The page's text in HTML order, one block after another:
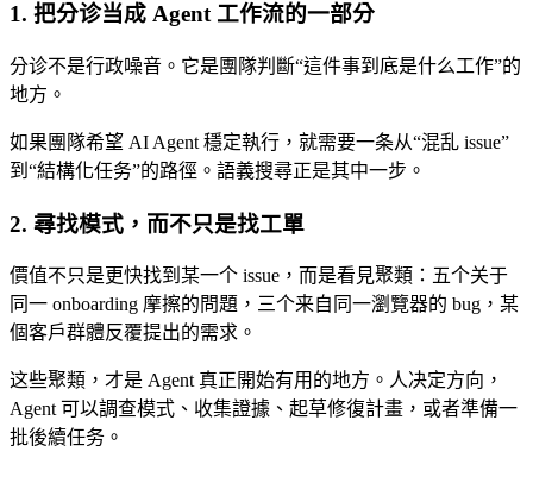
1. 把分诊当成 Agent 工作流的一部分
分诊不是行政噪音。它是團隊判斷“這件事到底是什么工作”的
地方。
如果團隊希望 AI Agent 穩定執行，就需要一条从“混乱 issue”
到“結構化任务”的路徑。語義搜尋正是其中一步。
2. 尋找模式，而不只是找工單
價值不只是更快找到某一个 issue，而是看見聚類：五个关于
同一 onboarding 摩擦的問題，三个来自同一瀏覽器的 bug，某
個客戶群體反覆提出的需求。
这些聚類，才是 Agent 真正開始有用的地方。人决定方向，
Agent 可以調查模式、收集證據、起草修復計畫，或者準備一
批後續任务。